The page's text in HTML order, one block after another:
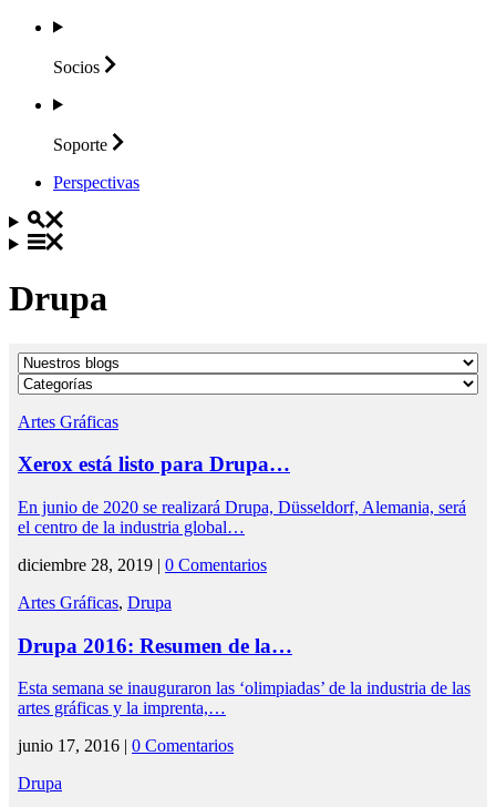
Socios
Soporte
Perspectivas
Drupa
Artes Gráficas
Xerox está listo para Drupa…
En junio de 2020 se realizará Drupa, Düsseldorf, Alemania, será
el centro de la industria global…
diciembre 28, 2019 | 0 Comentarios
Artes Gráficas, Drupa
Drupa 2016: Resumen de la…
Esta semana se inauguraron las ‘olimpiadas’ de la industria de las
artes gráficas y la imprenta,…
junio 17, 2016 | 0 Comentarios
Drupa